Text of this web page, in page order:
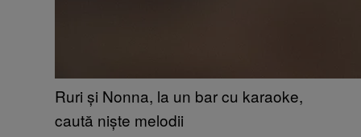
Ruri și Nonna, la un bar cu karaoke,
caută niște melodii